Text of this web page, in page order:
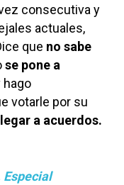
consecutiva y
actuales,
que no sabe
se pone a
hago
votarle por su
a acuerdos.
Especial